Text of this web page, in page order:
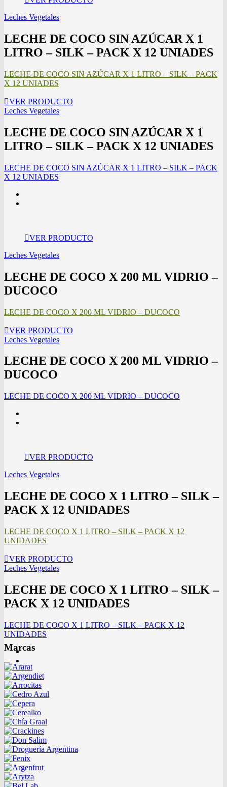
Leches Vegetales
LECHE DE COCO SIN AZÚCAR X 1
LITRO – SILK – PACK X 12 UNIADES
LECHE DE COCO SIN AZÚCAR X 1 LITRO – SILK – PACK
X 12 UNIADES
VER PRODUCTO
Leches Vegetales
LECHE DE COCO SIN AZÚCAR X 1
LITRO – SILK – PACK X 12 UNIADES
LECHE DE COCO SIN AZÚCAR X 1 LITRO – SILK – PACK
X 12 UNIADES
VER PRODUCTO
Leches Vegetales
LECHE DE COCO X 200 ML VIDRIO –
DUCOCO
LECHE DE COCO X 200 ML VIDRIO – DUCOCO
VER PRODUCTO
Leches Vegetales
LECHE DE COCO X 200 ML VIDRIO –
DUCOCO
LECHE DE COCO X 200 ML VIDRIO – DUCOCO
VER PRODUCTO
Leches Vegetales
LECHE DE COCO X 1 LITRO – SILK –
PACK X 12 UNIDADES
LECHE DE COCO X 1 LITRO – SILK – PACK X 12
UNIDADES
VER PRODUCTO
Leches Vegetales
LECHE DE COCO X 1 LITRO – SILK –
PACK X 12 UNIDADES
LECHE DE COCO X 1 LITRO – SILK – PACK X 12
UNIDADES
Marcas